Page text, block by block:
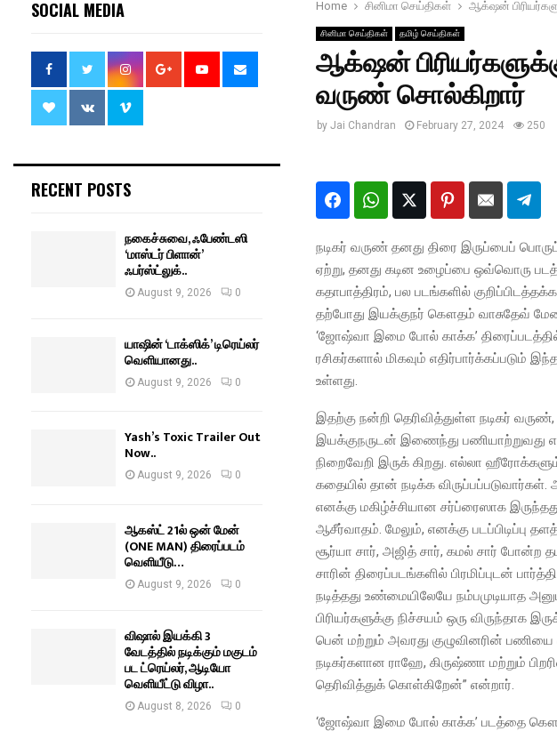
Home சினிமா செய்திகள் ஆக்‌ஷன்
சினிமா செய்திகள் தமிழ் செய்திகள்
ஆக்‌ஷன்
வருண் சொல்கிறார்
by Jai Chandran February 27, 2024 250
நடிகர் வருண் தனது திரை இருப்பைப்
ஏற்று, தனது கடின உழைப்பை ஒவ்வொரு
கதாபாத்திரம், பல படங்களில்
தற்போது இயக்குநர் கௌதம் வாசுதேவ்
‘ஜோஷ்வா இமை போல் காக்க’
ரசிகர்களால் மிகவும் எதிர்பார்க்கப்படும்
உள்ளது.
இதற்கு நன்றி தெரிவித்துள்ள நடிகர்
இயக்குநருடன் இணைந்து பணியாற்றுவது
நிறைவேறி இருக் கிறது. எல்லா
கதையில் தான் நடிக்க
எனக்கு மகிழ்ச்சியான சர்ப்ரைஸாக
ஆசீர்வாதம். மேலும், எனக்கு படப்பிடிப்பு
சூர்யா சார், அஜித் சார், கமல் சார் போன்ற
சாரின் திரைப்படங்களில் பிரமிப்புடன்
நடித்தது உண்மையிலேயே நம்பமுடியாத
பிரியர்களுக்கு நிச்சயம் ஒரு
பென் மற்றும் அவரது குழுவினரின் பணியை
நடிகர்களான ராஹே, கிருஷ்ணா மற்றும்
தெரிவித்துக் கொள்கிறேன்” என்றார்.
‘ஜோஷ்வா இமை போல் காக்க’ படத்தை
SOCIAL MEDIA
RECENT POSTS
நகைச்சுவை, ஃபேண்டஸி
‘மாஸ்டர் பிளான்’
ஃபர்ஸ்ட்லுக்..
August 9, 2026 0
யாஷின் ‘டாக்ஸிக்’ டிரெய்லர்
வெளியானது..
August 9, 2026 0
Yash’s Toxic Trailer Out
Now..
August 9, 2026 0
ஆகஸ்ட் 21ல் ஒன் மேன்
(ONE MAN) திரைப்படம்
வெளியீடு…
August 9, 2026 0
விஷால் இயக்கி 3
வேடத்தில் நடிக்கும் மகுடம்
பட ட்ரெய்லர், ஆடியோ
வெளியீட்டு விழா..
August 8, 2026 0